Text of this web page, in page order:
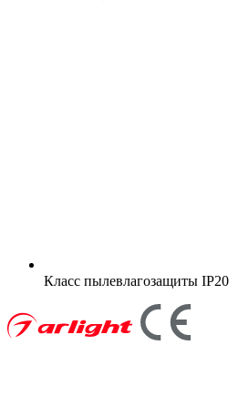
Класс пылевлагозащиты IP20